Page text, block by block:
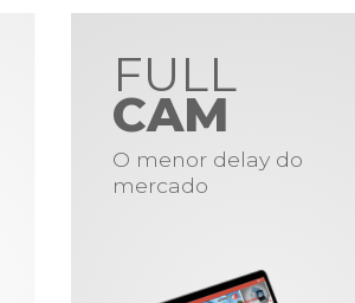
FULL
CAM
O menor delay do
mercado